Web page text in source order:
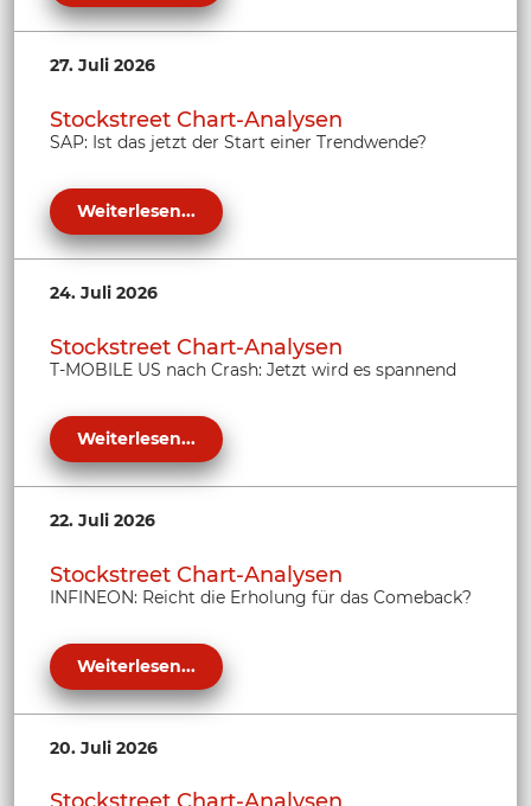
27. Juli 2026
Stockstreet Chart-Analysen
SAP: Ist das jetzt der Start einer Trendwende?
Weiterlesen...
24. Juli 2026
Stockstreet Chart-Analysen
T-MOBILE US nach Crash: Jetzt wird es spannend
Weiterlesen...
22. Juli 2026
Stockstreet Chart-Analysen
INFINEON: Reicht die Erholung für das Comeback?
Weiterlesen...
20. Juli 2026